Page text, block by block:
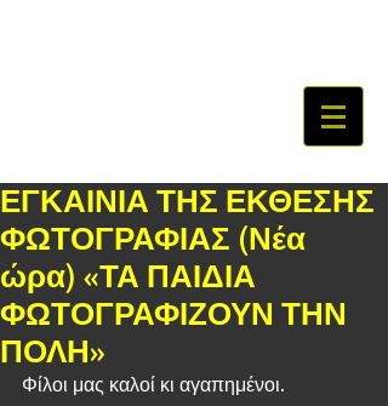
ΕΓΚΑΙΝΙΑ ΤΗΣ ΕΚΘΕΣΗΣ
ΦΩΤΟΓΡΑΦΙΑΣ (Νέα
ώρα) «ΤΑ ΠΑΙΔΙΑ
ΦΩΤΟΓΡΑΦΙΖΟΥΝ ΤΗΝ
ΠΟΛΗ»
Φίλοι μας καλοί κι αγαπημένοι.